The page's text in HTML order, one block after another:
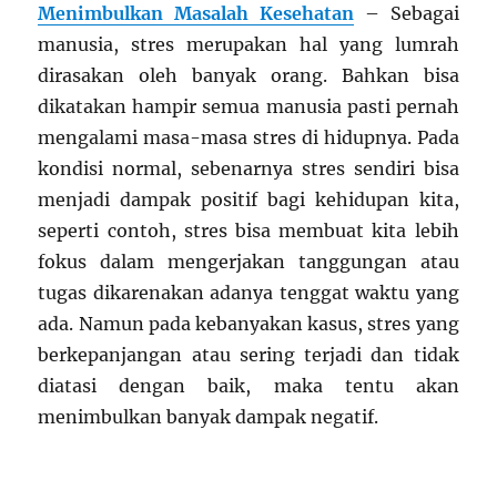
Menimbulkan Masalah Kesehatan – Sebagai
manusia, stres merupakan hal yang lumrah
dirasakan oleh banyak orang. Bahkan bisa
dikatakan hampir semua manusia pasti pernah
mengalami masa-masa stres di hidupnya. Pada
kondisi normal, sebenarnya stres sendiri bisa
menjadi dampak positif bagi kehidupan kita,
seperti contoh, stres bisa membuat kita lebih
fokus dalam mengerjakan tanggungan atau
tugas dikarenakan adanya tenggat waktu yang
ada. Namun pada kebanyakan kasus, stres yang
berkepanjangan atau sering terjadi dan tidak
diatasi dengan baik, maka tentu akan
menimbulkan banyak dampak negatif.